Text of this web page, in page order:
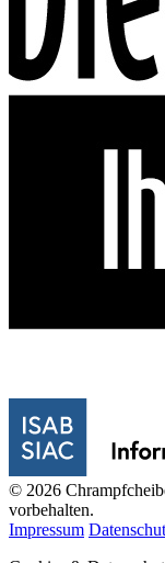
© 2026
vorbehalten.
Impressum